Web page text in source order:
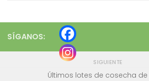
SÍGANOS:
SIGUIENTE
Últimos lotes de cosecha